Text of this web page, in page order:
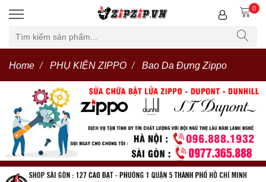
0
Home PHỤ KIỆN ZIPPO Bao Da Đựng Zippo